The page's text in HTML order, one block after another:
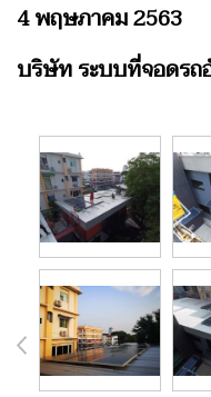
4 พฤษภาคม 2563
บริษัท ระบบที่จอดรถ